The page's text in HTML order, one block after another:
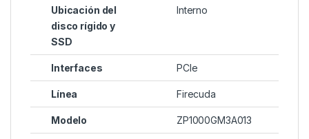
Ubicación del
disco rígido y
SSD
Interno
Interfaces PCIe
Línea Firecuda
Modelo ZP1000GM3A013